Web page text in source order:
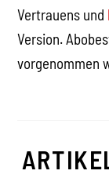
Vertrauens und
Version.
vorgenommen